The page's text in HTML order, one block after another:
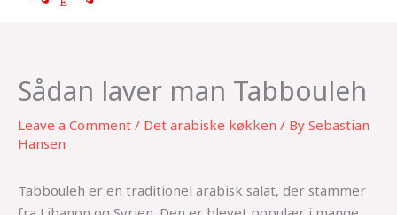
Sådan laver man Tabbouleh
Leave a Comment / Det arabiske køkken / By Sebastian
Hansen
Tabbouleh er en traditionel arabisk salat, der stammer